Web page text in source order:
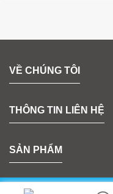
VỀ CHÚNG TÔI
THÔNG TIN LIÊN HỆ
SẢN PHẨM
Bản quyền 2026 ©